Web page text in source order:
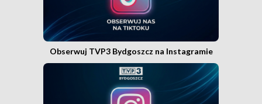
Obserwuj TVP3 Bydgoszcz na Instagramie